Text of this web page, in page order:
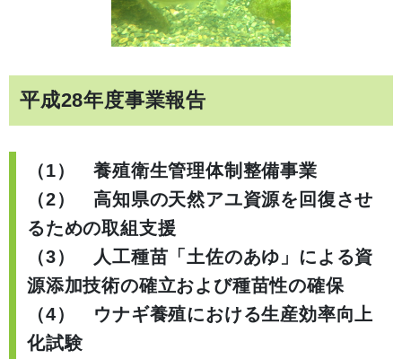
平成28年度事業報告
（1） 養殖衛生管理体制整備事業
（2） 高知県の天然アユ資源を回復させ
るための取組支援
（3） 人工種苗「土佐のあゆ」による資
源添加技術の確立および種苗性の確保
（4） ウナギ養殖における生産効率向上
化試験